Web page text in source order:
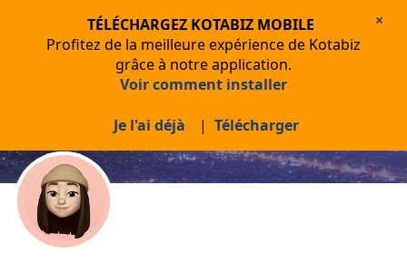
TÉLÉCHARGEZ KOTABIZ MOBILE
Profitez de la meilleure expérience de Kotabiz
grâce à notre application.
Voir comment installer
Je l'ai déjà | Télécharger
×